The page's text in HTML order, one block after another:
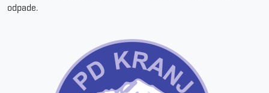
odpade.